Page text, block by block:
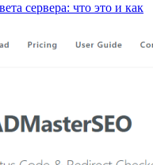
сервера: что это и как